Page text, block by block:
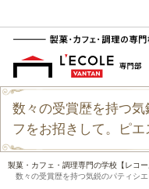
数々の受賞歴を持つ
フをお招きして。ピ
製菓・カフェ・調理専門の学校【レコー
数々の受賞歴を持つ気鋭のパティシエ